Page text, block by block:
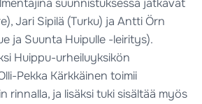
suunnistuksessa jatkavat
Jari Sipilä (Turku) ja Antti Örn
ja Suunta Huipulle -leiritys).
Huippu-urheiluyksikön
Pekka Kärkkäinen toimii
rinnalla, ja lisäksi tuki sisältää myös